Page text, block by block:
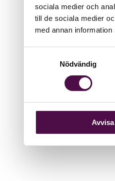
sociala medier och
till de sociala medier
med annan
Nödvändig
Avvisa